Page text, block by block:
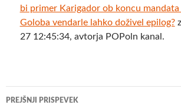
bi primer Karigador ob koncu mandata
Goloba vendarle lahko doživel epilog?
27 12:45:34, avtorja POPoln kanal.
Krmarjenje
PREJŠNJI PRISPEVEK